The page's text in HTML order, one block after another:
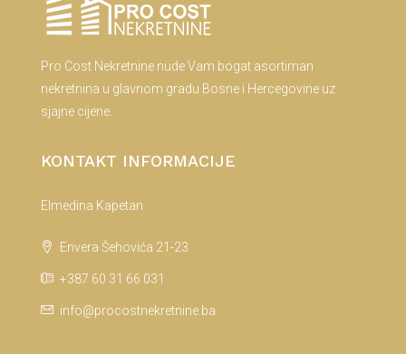
Pro Cost Nekretnine nude Vam bogat asortiman
nekretnina u glavnom gradu Bosne i Hercegovine uz
sjajne cijene.
KONTAKT INFORMACIJE
Elmedina Kapetan
Envera Šehovića 21-23
+387 60 31 66 031
info@procostnekretnine.ba